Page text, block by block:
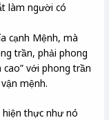
làm người có
cạnh Mệnh, mà
trần, phải phong
với phong trần
mệnh.
hiện thực như nó